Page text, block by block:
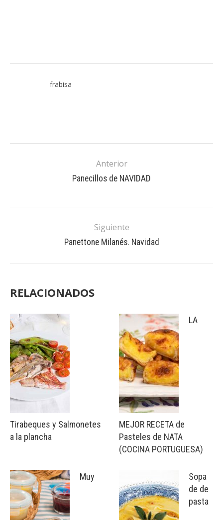
frabisa
Anterior
Panecillos de NAVIDAD
Siguiente
Panettone Milanés. Navidad
RELACIONADOS
Tirabeques y Salmonetes
a la plancha
Muy
LA
MEJOR RECETA de
Pasteles de NATA
(COCINA PORTUGUESA)
Sopa
de de
pasta